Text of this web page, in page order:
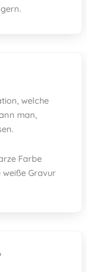
welche
man,
Farbe
Gravur